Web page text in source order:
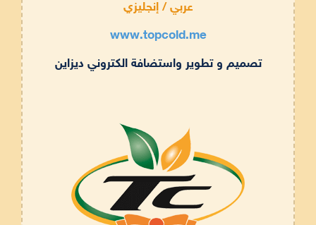
عربي / إنجليزي
www.topcold.me
تصميم و تطوير واستضافة الكتروني ديزاين